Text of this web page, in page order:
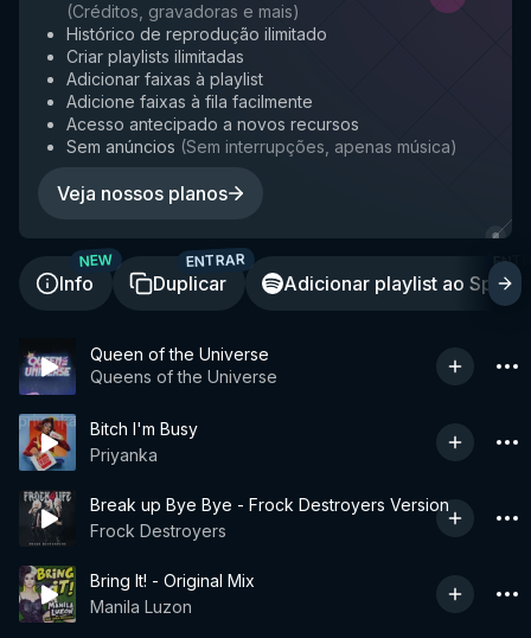
(Créditos, gravadoras e mais)
Histórico de reprodução ilimitado
Criar playlists ilimitadas
Adicionar faixas à playlist
Adicione faixas à fila facilmente
Acesso antecipado a novos recursos
Sem anúncios (Sem interrupções, apenas música)
Veja nossos planos
Info
NEW
Duplicar
ENTRAR
Adicionar playlist ao
Queen of the Universe
Queens of the Universe
Bitch I'm Busy
Priyanka
Break up Bye Bye - Frock Destroyers Version
Frock Destroyers
Bring It! - Original Mix
Manila Luzon